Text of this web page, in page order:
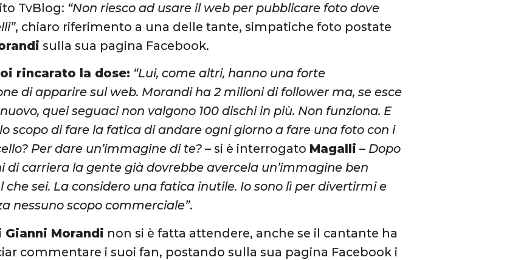
TvBlog: “Non riesco ad usare il web per pubblicare foto dove
, chiaro riferimento a una delle tante, simpatiche foto postate
sulla sua pagina Facebook.
rincarato la dose: “Lui, come altri, hanno una forte
di apparire sul web. Morandi ha 2 milioni di follower ma, se esce
quei seguaci non valgono 100 dischi in più. Non funziona. E
scopo di fare la fatica di andare ogni giorno a fare una foto con i
Per dare un’immagine di te? – si è interrogato Magalli – Dopo
di carriera la gente già dovrebbe avercela un’immagine ben
che sei. La considero una fatica inutile. Io sono lì per divertirmi e
nessuno scopo commerciale”.
Gianni Morandi non si è fatta attendere, anche se il cantante ha
commentare i suoi fan, postando sulla sua pagina Facebook i